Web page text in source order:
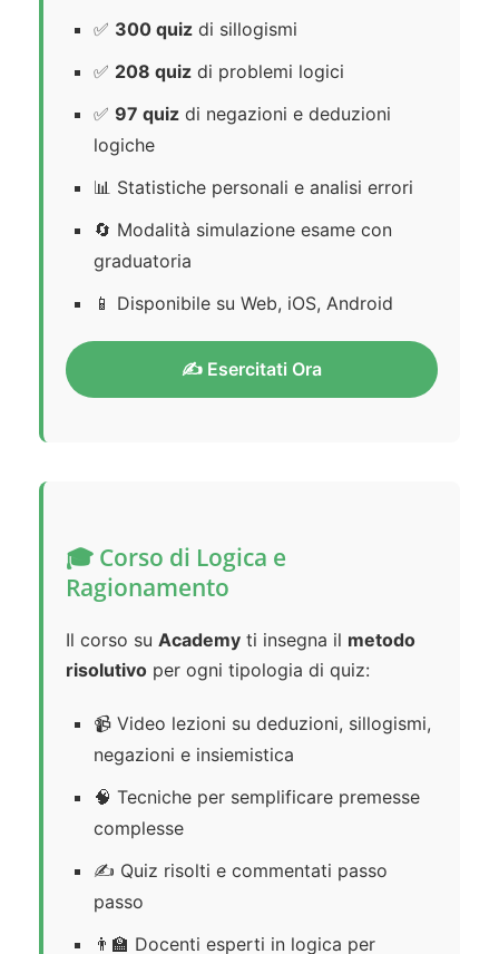
✅ 300 quiz di sillogismi
✅ 208 quiz di problemi logici
✅ 97 quiz di negazioni e deduzioni
logiche
📊 Statistiche personali e analisi errori
🔄 Modalità simulazione esame con
graduatoria
📱 Disponibile su Web, iOS, Android
✍️ Esercitati Ora
🎓 Corso di Logica e
Ragionamento
Il corso su Academy ti insegna il metodo
risolutivo per ogni tipologia di quiz:
📹 Video lezioni su deduzioni, sillogismi,
negazioni e insiemistica
🧠 Tecniche per semplificare premesse
complesse
✍️ Quiz risolti e commentati passo
passo
👨‍🏫 Docenti esperti in logica per